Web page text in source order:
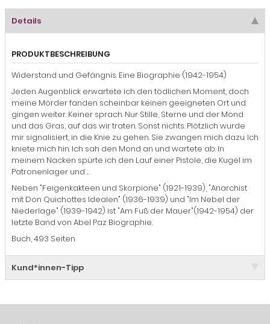
Details
PRODUKTBESCHREIBUNG
Widerstand und Gefängnis. Eine Biographie (1942-1954)
Jeden Augenblick erwartete ich den tödlichen Moment, doch
meine Mörder fanden scheinbar keinen geeigneten Ort und
gingen weiter. Keiner sprach. Nur Stille, Sterne und der Mond
und das Gras, auf das wir traten. Sonst nichts. Plötzlich wurde
mir signalisiert, in die Knie zu gehen. Sie zwangen mich dazu. Ich
kniete mich hin. Ich sah den Mond an und wartete ab. In
meinem Nacken spürte ich den Lauf einer Pistole, die Kugel im
Patronenlager und ...
Neben "Feigenkakteen und Skorpione" (1921-1939), "Anarchist
mit Don Quichottes Idealen" (1936-1939) und "Im Nebel der
Niederlage" (1939-1942) ist "Am Fuß der Mauer"(1942-1954) der
letzte Band von Abel Paz Biographie.
Buch, 493 Seiten
Kund*innen-Tipp